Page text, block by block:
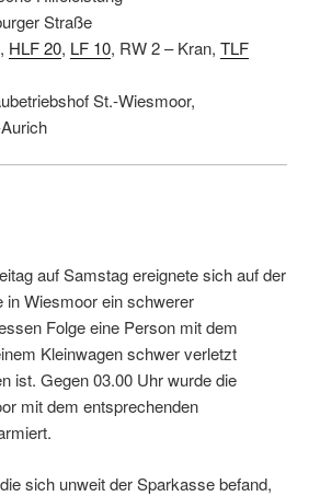
Straße
, HLF 20, LF 10, RW 2 – Kran, TLF
St.-Wiesmoor,
auf Samstag ereignete sich auf der
in Wiesmoor ein schwerer
Folge eine Person mit dem
Kleinwagen schwer verletzt
ist. Gegen 03.00 Uhr wurde die
mit dem entsprechenden
sich unweit der Sparkasse befand,